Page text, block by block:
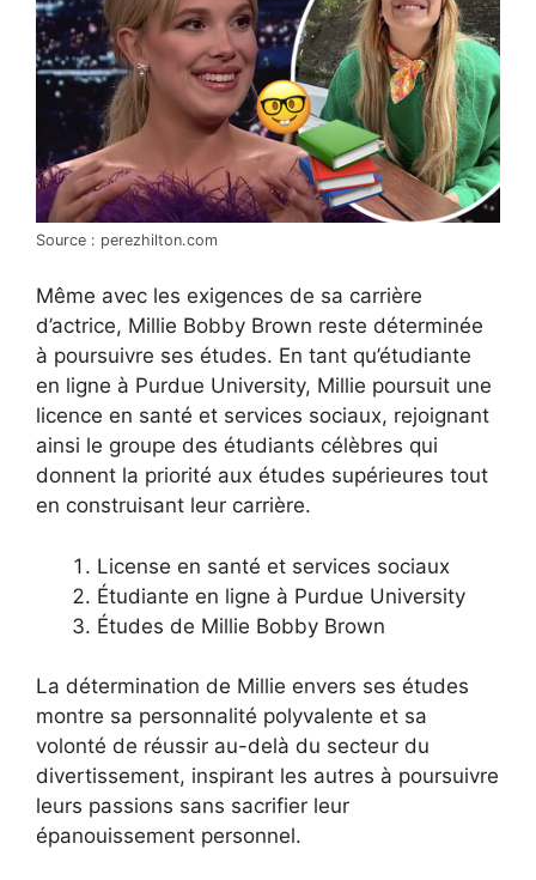
Source : perezhilton.com
Même avec les exigences de sa carrière
d’actrice, Millie Bobby Brown reste déterminée
à poursuivre ses études. En tant qu’étudiante
en ligne à Purdue University, Millie poursuit une
licence en santé et services sociaux, rejoignant
ainsi le groupe des étudiants célèbres qui
donnent la priorité aux études supérieures tout
en construisant leur carrière.
License en santé et services sociaux
Étudiante en ligne à Purdue University
Études de Millie Bobby Brown
La détermination de Millie envers ses études
montre sa personnalité polyvalente et sa
volonté de réussir au-delà du secteur du
divertissement, inspirant les autres à poursuivre
leurs passions sans sacrifier leur
épanouissement personnel.